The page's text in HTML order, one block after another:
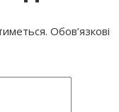
Обов’язкові